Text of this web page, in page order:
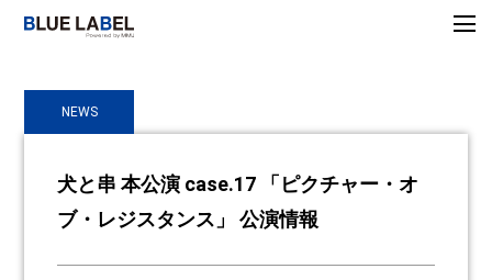
犬と串 本公演 case.17 「ピクチャー・オ
ブ・レジスタンス」 公演情報
NEWS